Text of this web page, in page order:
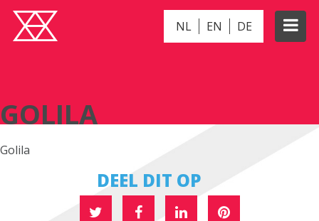
NL EN DE
GOLILA
Golila
DEEL DIT OP